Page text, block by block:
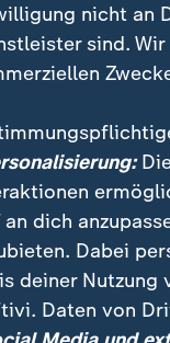
eine hohe
das
der Mann
über
nicht an
sind.
an dich
Dabei
deiner Nutzung
Daten von